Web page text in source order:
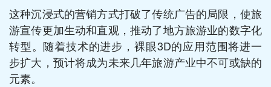
这种沉浸式的营销方式打破了传统广告的局限，使旅
游宣传更加生动和直观，推动了地方旅游业的数字化
转型。随着技术的进步，裸眼3D的应用范围将进一
步扩大，预计将成为未来几年旅游产业中不可或缺的
元素。